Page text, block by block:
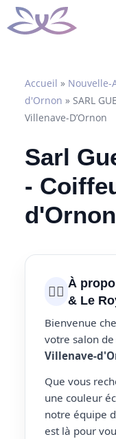
Aller
au
Accueil » Nouvelle-
d'Ornon » SARL
Villenave-D’Ornon
Sarl
-
d'Ornon
💇‍♀️ À
& Le
Bienvenue
votre salon
Villenave-
Que vous
une couleur
notre équipe
est là pour